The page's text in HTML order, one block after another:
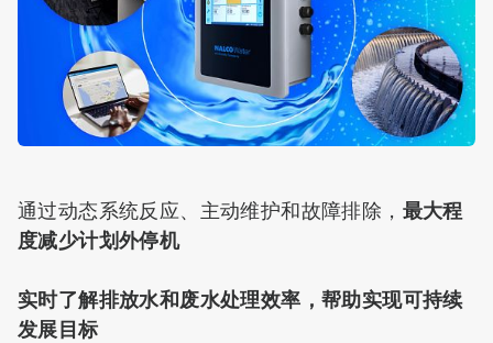
通过动态系统反应、主动维护和故障排除， 最大程
度减少计划外停机
实时了解排放水和废水处理效率，帮助实现可持续
发展目标